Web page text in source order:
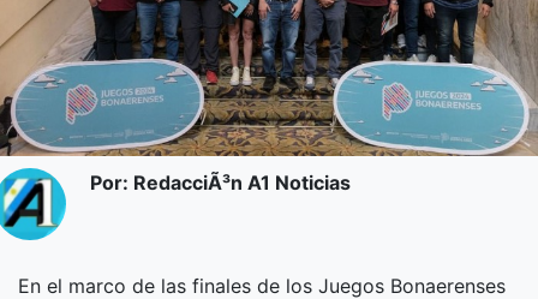
Por: RedacciÃ³n A1 Noticias
En el marco de las finales de los Juegos Bonaerenses